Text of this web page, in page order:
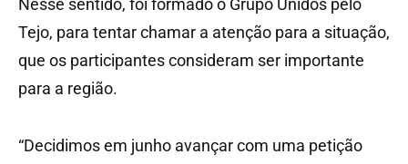
Tejo, para tentar chamar a atenção para a situação,
que os participantes consideram ser importante
para a região.
“Decidimos em junho avançar com uma petição